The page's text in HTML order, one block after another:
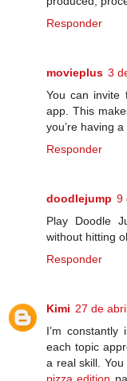
Responder
movieplus 3
You can invite
app. This
you’re having
Responder
doodlejump 9
Play Doodle
without hitting
Responder
Kimi 27 de
I’m
each topic
a real skill.